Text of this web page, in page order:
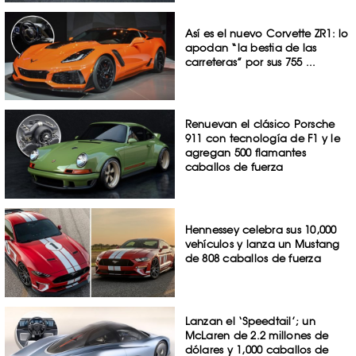
Así es el nuevo Corvette ZR1: lo
apodan “la bestia de las
carreteras” por sus 755 ...
Renuevan el clásico Porsche
911 con tecnología de F1 y le
agregan 500 flamantes
caballos de fuerza
Hennessey celebra sus 10,000
vehículos y lanza un Mustang
de 808 caballos de fuerza
Lanzan el ‘Speedtail’; un
McLaren de 2.2 millones de
dólares y 1,000 caballos de